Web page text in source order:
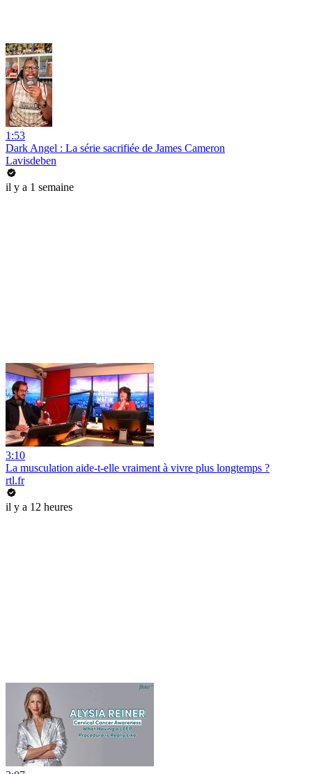
1:53
Dark Angel : La série sacrifiée de James Cameron
Lavisdeben
il y a 1 semaine
3:10
La musculation aide-t-elle vraiment à vivre plus longtemps ?
rtl.fr
il y a 12 heures